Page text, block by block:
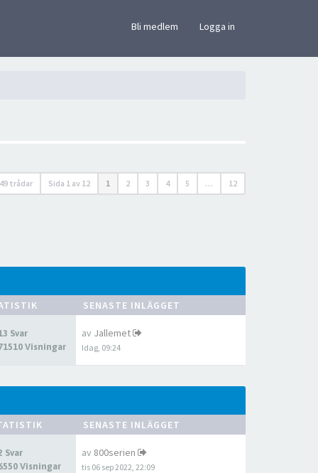
Bli medlem Logga in
trådar Sida 1 av 12 1 2 3 4 5 … 12
SENASTE INLÄGGET
Svar
Visningar
av Jallemet
Idag, 09:24
SENASTE INLÄGGET
Svar
Visningar
av 800serien
tis 06 sep 2022, 22:09